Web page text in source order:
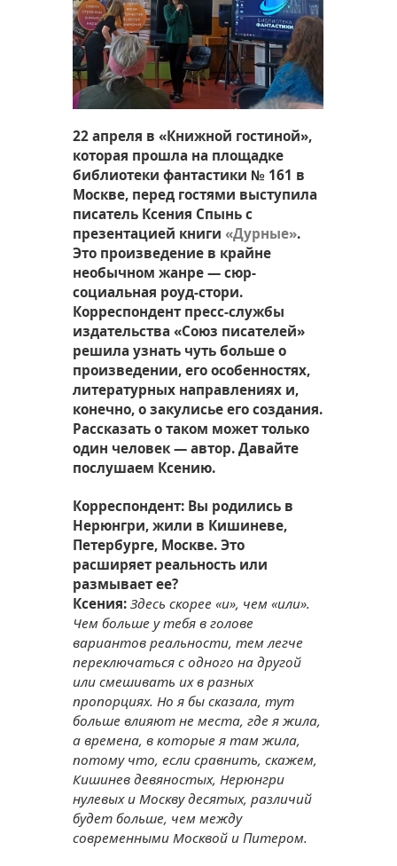
22 апреля в «Книжной гостиной»,
которая прошла на площадке
библиотеки фантастики № 161 в
Москве, перед гостями выступила
писатель Ксения Спынь с
презентацией книги «Дурные».
Это произведение в крайне
необычном жанре — сюр-
социальная роуд-стори.
Корреспондент пресс-службы
издательства «Союз писателей»
решила узнать чуть больше о
произведении, его особенностях,
литературных направлениях и,
конечно, о закулисье его создания.
Рассказать о таком может только
один человек — автор. Давайте
послушаем Ксению.
Корреспондент: Вы родились в
Нерюнгри, жили в Кишиневе,
Петербурге, Москве. Это
расширяет реальность или
размывает ее?
Ксения: Здесь скорее «и», чем «или».
Чем больше у тебя в голове
вариантов реальности, тем легче
переключаться с одного на другой
или смешивать их в разных
пропорциях. Но я бы сказала, тут
больше влияют не места, где я жила,
а времена, в которые я там жила,
потому что, если сравнить, скажем,
Кишинев девяностых, Нерюнгри
нулевых и Москву десятых, различий
будет больше, чем между
современными Москвой и Питером.